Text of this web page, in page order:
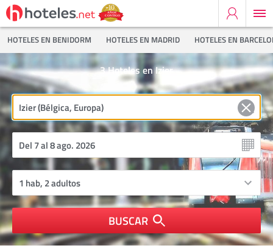
HOTELES EN BENIDORM HOTELES EN MADRID HOTELES EN
Hoteles en Izier
3
BUSCAR